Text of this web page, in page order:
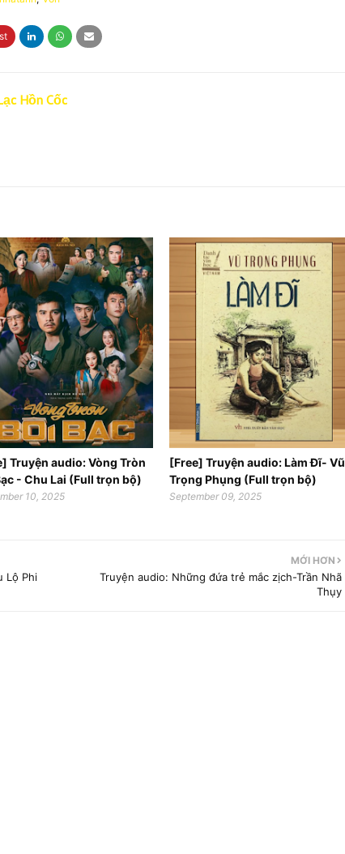
Hồn Cốc
Truyện audio: Vòng Tròn
- Chu Lai (Full trọn bộ)
10, 2025
[Free] Truyện audio: Làm Đĩ- Vũ
Trọng Phụng (Full trọn bộ)
September 09, 2025
MỚI HƠN
Truyện audio: Những đứa trẻ mắc zịch-Trần Nhã
Thụy
Lộ Phi